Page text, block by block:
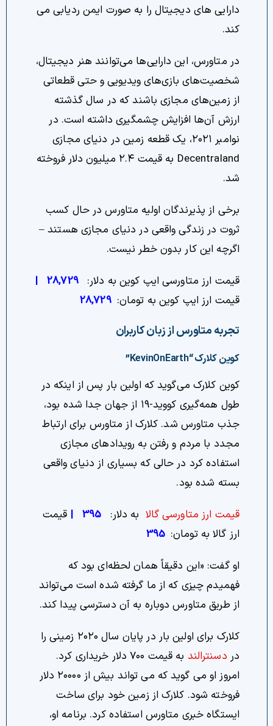
دارایی های دیجیتال را به صورت ایمن ردیابی می
کند.
در متاورس، این دارایی‌ها می‌توانند هنر دیجیتال،
شخصیت‌های بازی‌های ویدیویی و حتی قطعاتی
از زمین‌های مجازی باشند که در سال گذشته
ارزش آن‌ها افزایش چشمگیری داشته است. در
نوامبر ۲۰۲۱، یک قطعه زمین در دنیای مجازی
Decentraland به قیمت ۲.۴ میلیون دلار فروخته
شد.
برخی از پذیرندگان اولیه متاورس در حال کسب
ثروت در زندگی واقعی در دنیای مجازی هستند –
اگرچه این کار بدون خطر نیست.
قیمت ارز متاورسی ایپ کوین به دلار: 28,729
|
قیمت ارز ایپ کوین به تومان: 28,729
تجربه متاورس از زبان کاربران
کوین کلارک “KevinOnEarth”
کوین کلارک می‌گوید که اولین بار پس از اینکه در
طول همه‌گیری کووید-۱۹ از جهان جدا شده بود،
جذب متاورس شد. کلارک از متاورس برای ارتباط
مجدد با مردم و رفتن به رویدادهای مجازی
استفاده کرد در حالی که بسیاری از دنیای واقعی
بسته شده بود.
قیمت ارز متاورسی گالا به دلار: 395
| قیمت
ارز گالا به تومان: 395
او گفت: «این دقیقاً همان لحظه‌ای بود که
فهمیدم چیزی که از ما گرفته شده است می‌تواند
از طریق متاورس دوباره به آن دسترسی پیدا کند.
کلارک برای اولین بار در پایان سال ۲۰۲۰ زمینی را
در دسنترالند
به قیمت ۷۰۰ دلار خریداری کرد.
امروز او می گوید که می تواند بیش از ۲۰۰۰۰ دلار
فروخته شود. کلارک از زمین خود برای ساخت
ایستگاه خبری متاورس استفاده کرد. برنامه او،